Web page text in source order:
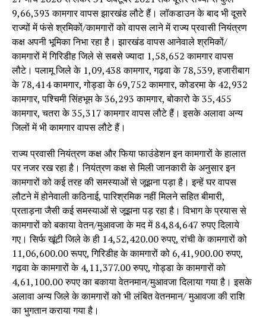
9,66,393 कामगार वापस झारखंड लौटे हैं। लॉकडाउन के बाद भी दूसरे
राज्यों में फंसे श्रमिकों/कामगारों को वापस लाने में राज्य प्रवासी नियंत्रण
कक्ष अपनी भूमिका निभा रहा है। झारखंड वापस आनेवाले श्रमिकों/
कामगारों में गिरिडीह जिले से सबसे ज्यादा 1,58,652 कामगार वापस
लौटे। पलामू जिले के 1,09,438 कामगार, गढ़वा के 78,539, हजारीबाग
के 78,414 कामगार, गोड्डा के 69,752 कामगार, कोडरमा के 42,932
कामगार, पश्चिमी सिंहभूम के 36,293 कामगार, बोकारो के 35,455
कामगार, चतरा के 35,317 कामगार वापस लौटे हैं। इसके अलावा अन्य
जिलों में भी कामगार वापस लौटे हैं।
राज्य प्रवासी नियंत्रण कक्ष और फिया फाउंडेशन इन कामगारों के हालात
पर नजर रख रहा है। नियंत्रण कक्ष से मिली जानकारी के अनुसार इन
कामगारों को कई तरह की समस्याओं से जूझना पड़ा है। इन्हें घर वापस
लौटने में होनेवाली कठिनाई, पारिश्रमिक नहीं मिलने सहित बीमारी,
प्रताड़ना जैसी कई समस्याओं से जूझना पड़ रहा है। विभाग के प्रयास से
कामगारों को बकाया वेतन/मुआवजा के मद में 84,84,647 रुपए दिलाये
गए। सिर्फ खूंटी जिले के ही 14,52,420.00 रुपए, रांची के कामगारों को
11,06,600.00 रूपए, गिरिडीह के कामगारों को 6,41,900.00 रुपए,
गढ़वा के कामगारों के 4,11,377.00 रुपए, गोड्डा के कामगारों को
4,61,100.00 रुपए का बकाया वेतनमान/मुआवजा दिलाया गया है। इसके
अलावा अन्य जिले के कामगारों को भी लंबित वेतनमान/ मुआवजा की राशि
का भुगतान कराया गया है।